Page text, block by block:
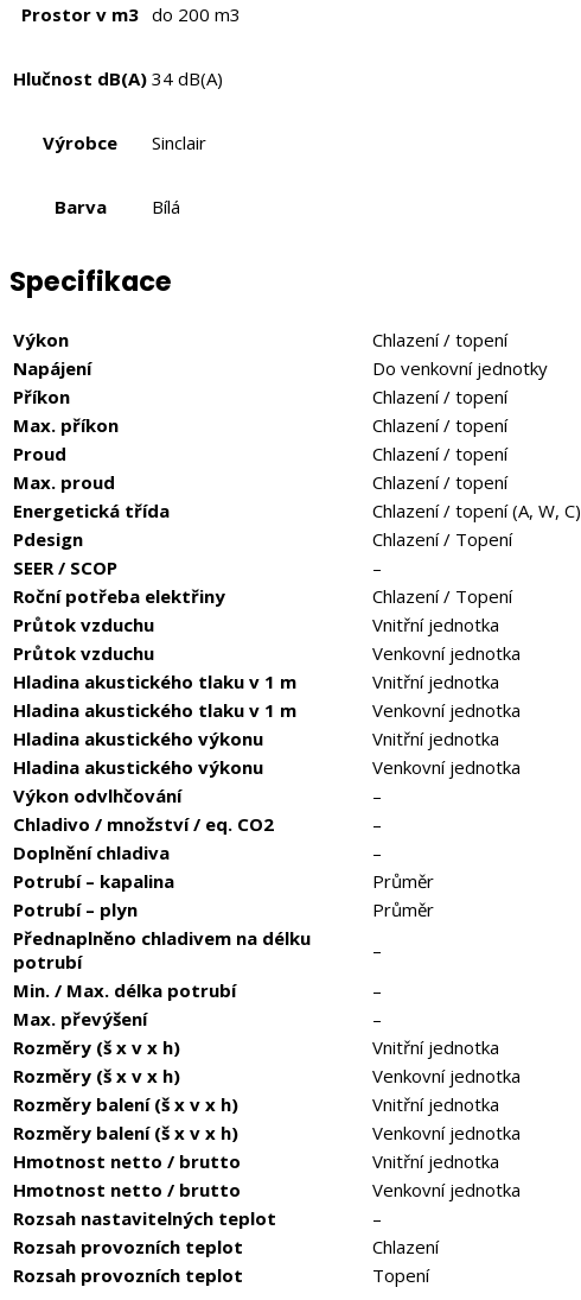
Prostor v m3 do 200 m3
Hlučnost dB(A) 34 dB(A)
Výrobce Sinclair
Barva Bílá
Specifikace
Výkon Chlazení / topení
Napájení
Do venkovní jednotky
Příkon
Chlazení / topení
Max. příkon
Chlazení / topení
Proud
Chlazení / topení
Max. proud
Chlazení / topení
Energetická třída
Chlazení / topení (A, W, C)
Pdesign
Chlazení / Topení
SEER / SCOP
–
Roční potřeba elektřiny
Chlazení / Topení
Průtok vzduchu
Vnitřní jednotka
Průtok vzduchu
Venkovní jednotka
Hladina akustického tlaku v 1 m
Vnitřní jednotka
Hladina akustického tlaku v 1 m
Venkovní jednotka
Hladina akustického výkonu
Vnitřní jednotka
Hladina akustického výkonu
Venkovní jednotka
Výkon odvlhčování
–
Chladivo / množství / eq. CO2
–
Doplnění chladiva
–
Potrubí – kapalina
Průměr
Potrubí – plyn
Průměr
Přednaplněno chladivem na délku
potrubí
–
Min. / Max. délka potrubí
–
Max. převýšení
–
Rozměry (š x v x h)
Vnitřní jednotka
Rozměry (š x v x h)
Venkovní jednotka
Rozměry balení (š x v x h)
Vnitřní jednotka
Rozměry balení (š x v x h)
Venkovní jednotka
Hmotnost netto / brutto
Vnitřní jednotka
Hmotnost netto / brutto
Venkovní jednotka
Rozsah nastavitelných teplot
–
Rozsah provozních teplot
Chlazení
Rozsah provozních teplot
Topení